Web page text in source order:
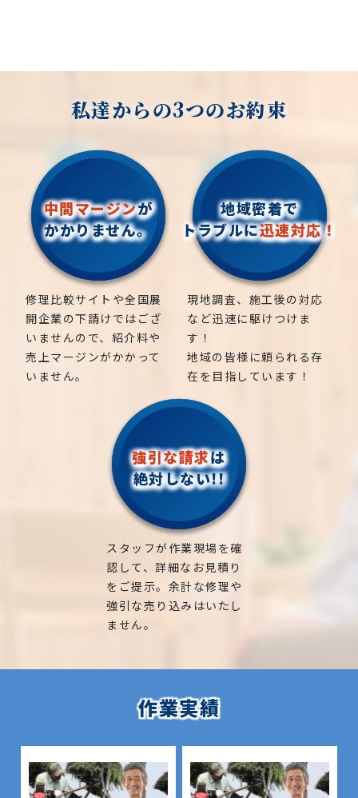
私達からの3つのお約束
中間マージンが
かかりません。
修理比較サイトや全国展
開企業の下請けではござ
いませんので、紹介料や
売上マージンがかかって
いません。
地域密着で
トラブルに迅速対応！
現地調査、施工後の対応
など迅速に駆けつけま
す！
地域の皆様に頼られる存
在を目指しています！
強引な請求は
絶対しない!!
スタッフが作業現場を確
認して、詳細なお見積り
をご提示。余計な修理や
強引な売り込みはいたし
ません。
作業実績